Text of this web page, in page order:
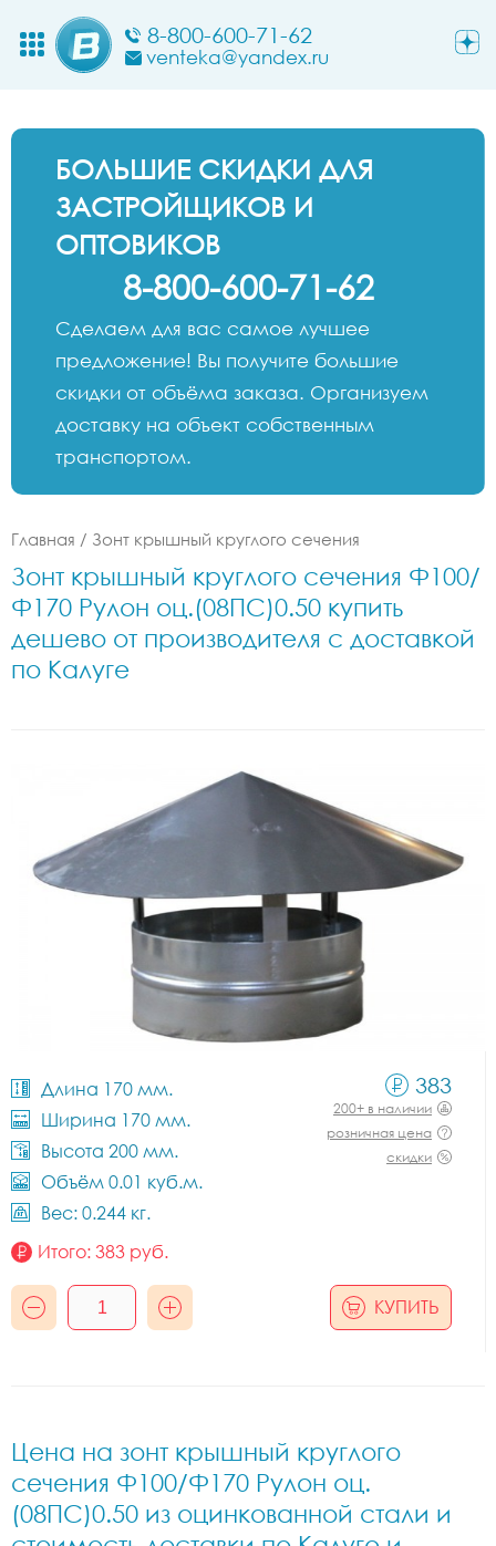
8-800-600-71-62
venteka@yandex.ru
БОЛЬШИЕ СКИДКИ ДЛЯ
ЗАСТРОЙЩИКОВ И
ОПТОВИКОВ
8-800-600-71-62
Сделаем для вас самое лучшее
предложение! Вы получите большие
скидки от объёма заказа. Организуем
доставку на объект собственным
транспортом.
Главная / Зонт крышный круглого сечения
Зонт крышный круглого сечения Ф100/
Ф170 Рулон оц.(08ПС)0.50 купить
дешево от производителя с доставкой
по Калуге
Длина 170 мм.
Ширина 170 мм.
Высота 200 мм.
Объём 0.01 куб.м.
Вес: 0.244 кг.
383
200+ в наличии
розничная цена
скидки
Итого: 383 руб.
КУПИТЬ
Цена на зонт крышный круглого
сечения Ф100/Ф170 Рулон оц.
(08ПС)0.50 из оцинкованной стали и